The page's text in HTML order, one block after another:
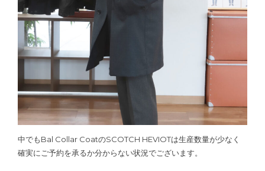
中でもBal Collar CoatのSCOTCH HEVIOTは生産数量が少なく
確実にご予約を承るか分からない状況でございます。